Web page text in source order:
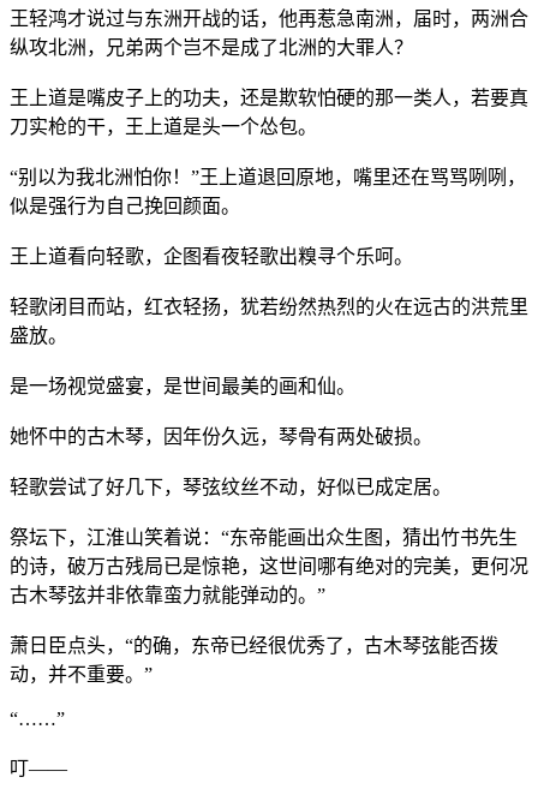
王轻鸿才说过与东洲开战的话，他再惹急南洲，届时，两洲合
纵攻北洲，兄弟两个岂不是成了北洲的大罪人？
王上道是嘴皮子上的功夫，还是欺软怕硬的那一类人，若要真
刀实枪的干，王上道是头一个怂包。
“别以为我北洲怕你！”王上道退回原地，嘴里还在骂骂咧咧，
似是强行为自己挽回颜面。
王上道看向轻歌，企图看夜轻歌出糗寻个乐呵。
轻歌闭目而站，红衣轻扬，犹若纷然热烈的火在远古的洪荒里
盛放。
是一场视觉盛宴，是世间最美的画和仙。
她怀中的古木琴，因年份久远，琴骨有两处破损。
轻歌尝试了好几下，琴弦纹丝不动，好似已成定居。
祭坛下，江淮山笑着说：“东帝能画出众生图，猜出竹书先生
的诗，破万古残局已是惊艳，这世间哪有绝对的完美，更何况
古木琴弦并非依靠蛮力就能弹动的。”
萧日臣点头，“的确，东帝已经很优秀了，古木琴弦能否拨
动，并不重要。”
“……”
叮——